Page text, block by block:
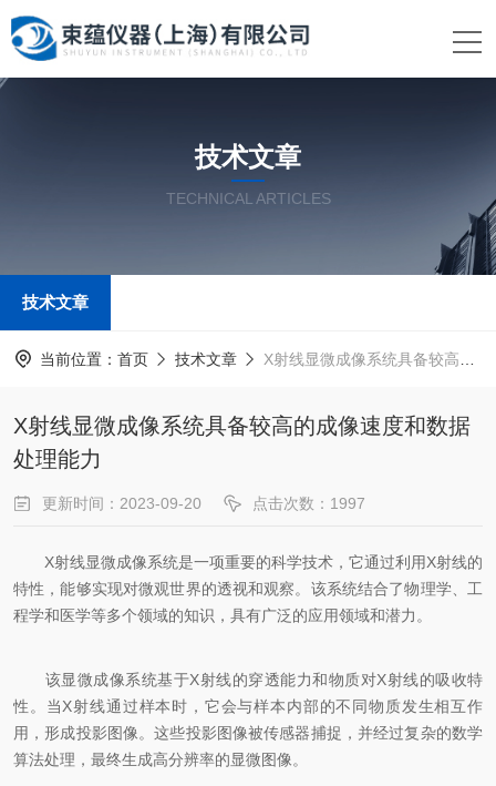
技术文章
TECHNICAL ARTICLES
技术文章
当前位置： 首页 技术文章 X射线显微成像系统具备较高的成像速度和数据处理能力
X射线显微成像系统具备较高的成像速度和数据
处理能力
更新时间：2023-09-20 点击次数：1997
X射线显微成像系统是一项重要的科学技术，它通过利用X射线的
特性，能够实现对微观世界的透视和观察。该系统结合了物理学、工
程学和医学等多个领域的知识，具有广泛的应用领域和潜力。
该显微成像系统基于X射线的穿透能力和物质对X射线的吸收特
性。当X射线通过样本时，它会与样本内部的不同物质发生相互作
用，形成投影图像。这些投影图像被传感器捕捉，并经过复杂的数学
算法处理，最终生成高分辨率的显微图像。